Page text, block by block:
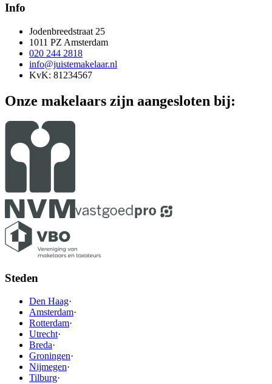
Info
Jodenbreedstraat 25
1011 PZ Amsterdam
020 244 2818
info@juistemakelaar.nl
KvK: 81234567
Onze makelaars zijn aangesloten bij:
Steden
Den Haag·
Amsterdam·
Rotterdam·
Utrecht·
Breda·
Groningen·
Nijmegen·
Tilburg·